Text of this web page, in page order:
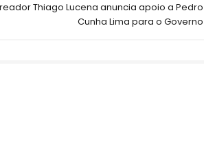
Thiago Lucena anuncia apoio a Pedro
Cunha Lima para o Governo